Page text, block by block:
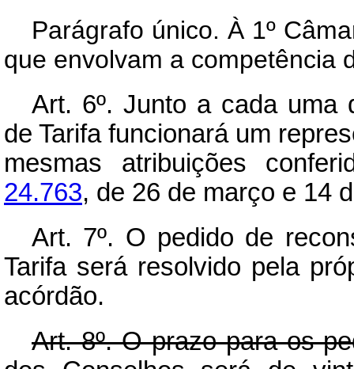
Parágrafo único. À 1º
que envolvam a competência
Art. 6º. Junto a cada uma
de Tarifa funcionará um
mesmas atribuições
24.763, de 26 de março e 14
Art. 7º. O pedido de
Tarifa será resolvido pela
acórdão.
Art.8º. O prazo para os